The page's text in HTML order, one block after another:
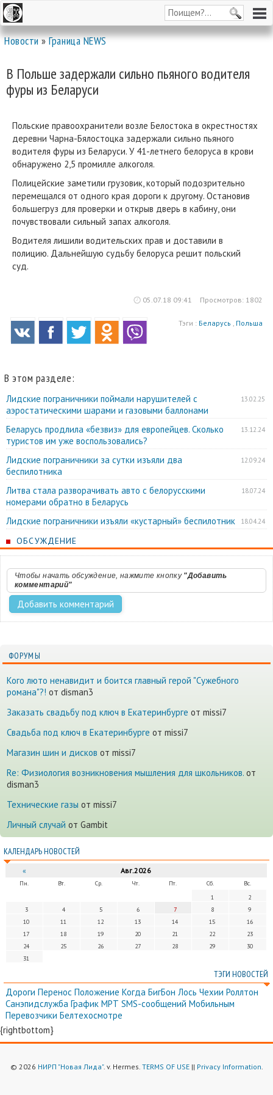
Новости»Граница NEWS
В Польше задержали сильно пьяного водителя
фуры из Беларуси
Польские правоохранители возле Белостока в окрестностях
деревни Чарна-Бялостоцка задержали сильно пьяного
водителя фуры из Беларуси. У 41-летнего белоруса в крови
обнаружено 2,5 промилле алкоголя.
Полицейские заметили грузовик, который подозрительно
перемещался от одного края дороги к другому. Остановив
большегруз для проверки и открыв дверь в кабину, они
почувствовали сильный запах алкоголя.
Водителя лишили водительских прав и доставили в
полицию. Дальнейшую судьбу белоруса решит польский
суд.
05.07.18 09:41 Просмотров: 1802
Тэги : Беларусь , Польша
В этом разделе:
13.02.25
Лидские пограничники поймали нарушителей с
аэростатическими шарами и газовыми баллонами
13.12.24
Беларусь продлила «безвиз» для европейцев. Сколько
туристов им уже воспользовались?
12.09.24
Лидские пограничники за сутки изъяли два
беспилотника
18.07.24
Литва стала разворачивать авто с белорусскими
номерами обратно в Беларусь
18.04.24
Лидские пограничники изъяли «кустарный» беспилотник
ОБСУЖДЕНИЕ
Чтобы начать обсуждение, нажмите кнопку "Добавить
комментарий"
ФОРУМЫ
Кого люто ненавидит и боится главный герой "Сужебного
романа"?! от disman3
Заказать свадьбу под ключ в Екатеринбурге от missi7
Cвадьба под ключ в Екатеринбурге от missi7
Магазин шин и дисков от missi7
Re: Физиология возникновения мышления для школьников. от
disman3
Технические газы от missi7
Личный случай от Gambit
КАЛЕНДАРЬ НОВОСТЕЙ
« Авг.2026
Пн. Вт. Ср. Чт. Пт. Сб.
Вс.
1
2
3
4 5 6 7 8
9
10
11 12 13 14 15
16
17
18 19 20 21 22
23
24
25 26 27 28 29
30
31
ТЭГИ НОВОСТЕЙ
Дороги Перенос Положение Когда БигБон Лось Чехии Роллтон
Санэпидслужба График МРТ SMS-сообщений Мобильным
Перевозчики Белтехосмотре
{rightbottom}
© 2026 НИРП "Новая Лида". v. Hermes. TERMS OF USE|| Privacy Information.